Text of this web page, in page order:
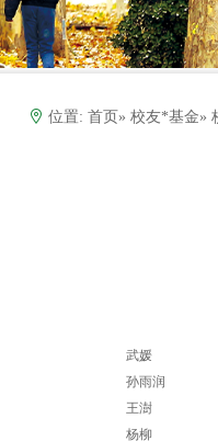
位置: 首页 » 校友*基金»
武媛
孙雨润
王澍
杨柳